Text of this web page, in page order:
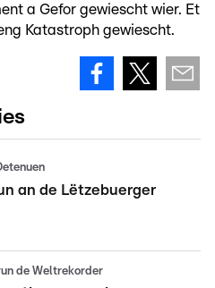
a Gefor gewiescht wier. Et
Katastroph gewiescht.
an de Lëtzebuerger
de Weltrekorder